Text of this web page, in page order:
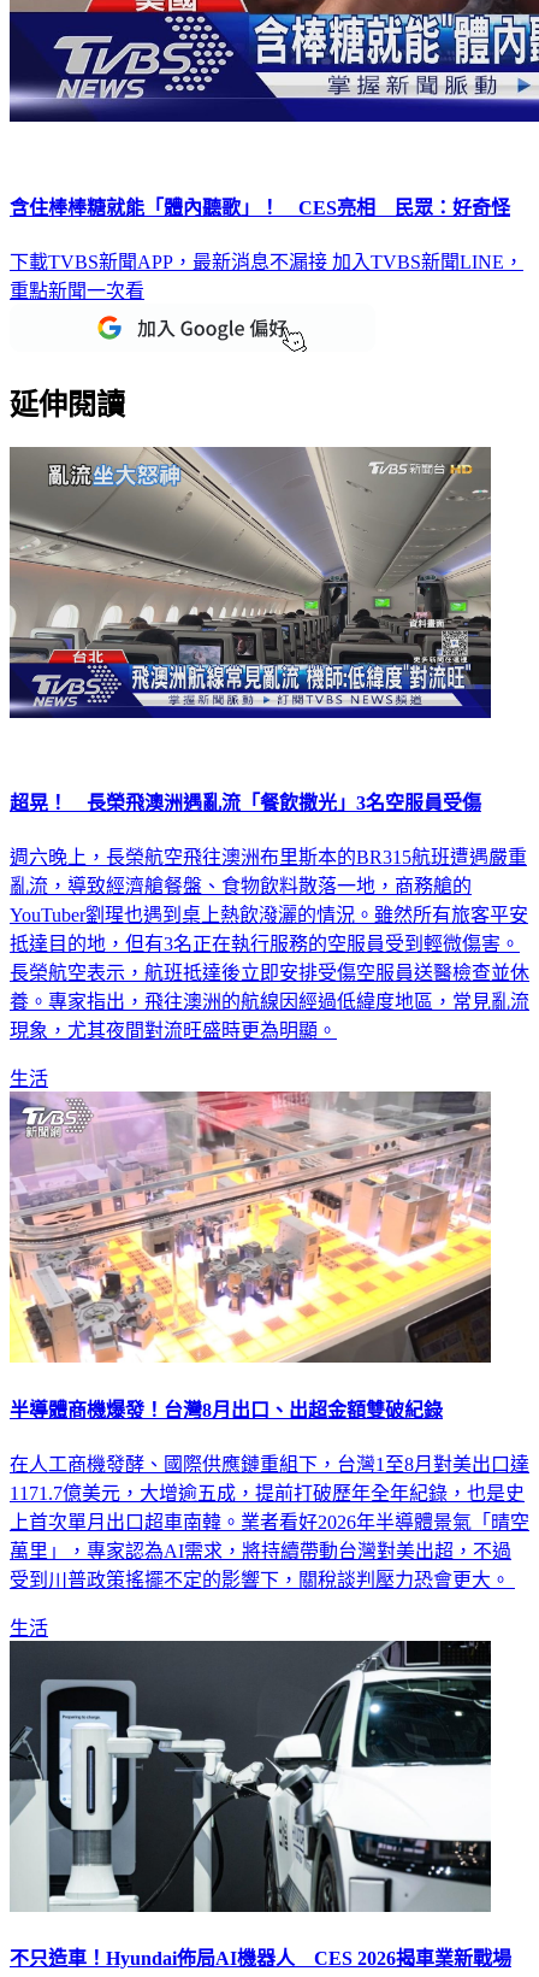
含住棒棒糖就能「體內聽歌」！ CES亮相 民眾：好奇怪
下載TVBS新聞APP，最新消息不漏接 加入TVBS新聞LINE，
重點新聞一次看
延伸閱讀
超晃！ 長榮飛澳洲遇亂流「餐飲撒光」3名空服員受傷
週六晚上，長榮航空飛往澳洲布里斯本的BR315航班遭遇嚴重
亂流，導致經濟艙餐盤、食物飲料散落一地，商務艙的
YouTuber劉瑆也遇到桌上熱飲潑灑的情況。雖然所有旅客平安
抵達目的地，但有3名正在執行服務的空服員受到輕微傷害。
長榮航空表示，航班抵達後立即安排受傷空服員送醫檢查並休
養。專家指出，飛往澳洲的航線因經過低緯度地區，常見亂流
現象，尤其夜間對流旺盛時更為明顯。
生活
半導體商機爆發！台灣8月出口、出超金額雙破紀錄
在人工商機發酵、國際供應鏈重組下，台灣1至8月對美出口達
1171.7億美元，大增逾五成，提前打破歷年全年紀錄，也是史
上首次單月出口超車南韓。業者看好2026年半導體景氣「晴空
萬里」，專家認為AI需求，將持續帶動台灣對美出超，不過
受到川普政策搖擺不定的影響下，關稅談判壓力恐會更大。
生活
不只造車！Hyundai佈局AI機器人 CES 2026揭車業新戰場